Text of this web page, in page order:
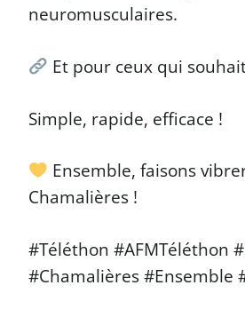
neuromusculaires.
Et pour ceux qui
Simple, rapide, efficace !
Ensemble, faisons
Chamalières !
#Téléthon #AFMTéléthon
#Chamalières #Ensemble